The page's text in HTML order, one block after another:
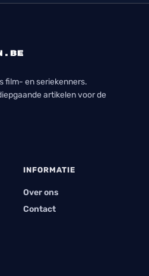
film- en seriekenners.
artikelen voor de
INFORMATIE
Over ons
Contact